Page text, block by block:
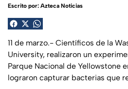
Escrito por: Azteca Noticias
11 de marzo.- Científicos de la
University, realizaron un
Parque Nacional de Yellowstone
lograron capturar bacterias que